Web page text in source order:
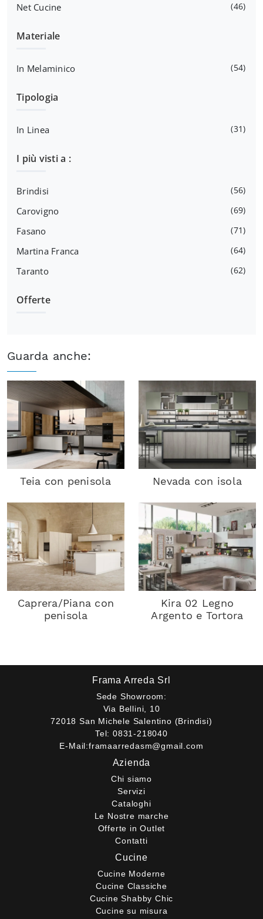
Net Cucine 46
Materiale
In Melaminico 54
Tipologia
In Linea 31
I più visti a :
Brindisi 56
Carovigno 69
Fasano 71
Martina Franca 64
Taranto 62
Offerte
Guarda anche:
Teia con penisola Nevada con isola
Caprera/Piana con
penisola
Kira 02 Legno
Argento e Tortora
Frama Arreda Srl
Sede Showroom:
Via Bellini, 10
72018 San Michele Salentino (Brindisi)
Tel: 0831-218040
E-Mail:framaarredasm@gmail.com
Azienda
Chi siamo
Servizi
Cataloghi
Le Nostre marche
Offerte in Outlet
Contatti
Cucine
Cucine Moderne
Cucine Classiche
Cucine Shabby Chic
Cucine su misura